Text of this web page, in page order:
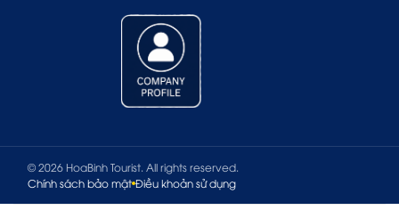
© 2026 HoaBinh Tourist. All rights reserved.
Chính sách bảo mật Điều khoản sử dụng